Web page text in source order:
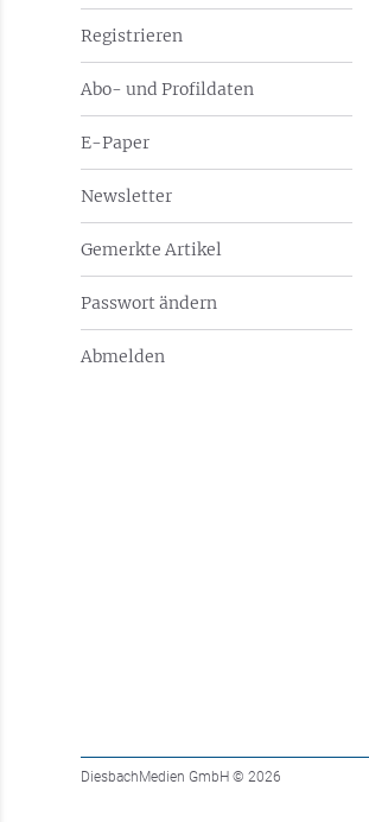
Registrieren
Abo- und Profildaten
E-Paper
Newsletter
Gemerkte Artikel
Passwort ändern
Abmelden
DiesbachMedien GmbH © 2026